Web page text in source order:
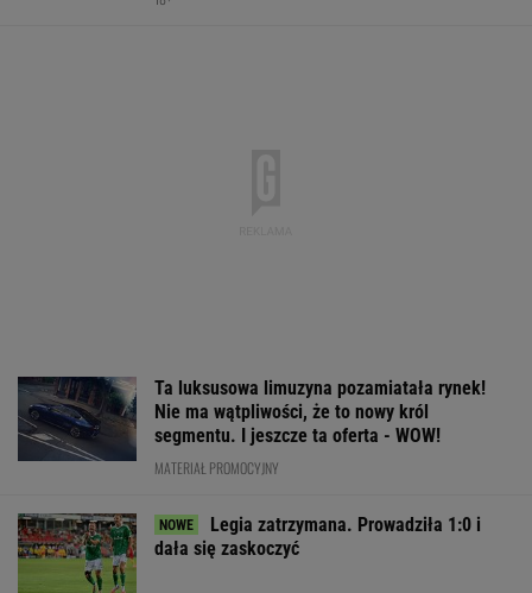
Ta luksusowa limuzyna pozamiatała rynek!
Nie ma wątpliwości, że to nowy król
segmentu. I jeszcze ta oferta - WOW!
MATERIAŁ PROMOCYJNY
Legia zatrzymana. Prowadziła 1:0 i
dała się zaskoczyć